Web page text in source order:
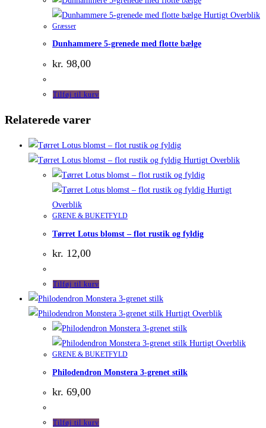
Hurtigt Overblik
Græsser
Dunhammere 5-grenede med flotte bælge
kr. 98,00
Tilføj til kurv
Relaterede varer
Hurtigt Overblik
Hurtigt
Overblik
GRENE & BUKETFYLD
Tørret Lotus blomst – flot rustik og fyldig
kr. 12,00
Tilføj til kurv
Hurtigt Overblik
Hurtigt Overblik
GRENE & BUKETFYLD
Philodendron Monstera 3-grenet stilk
kr. 69,00
Tilføj til kurv